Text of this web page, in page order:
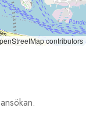
contributors